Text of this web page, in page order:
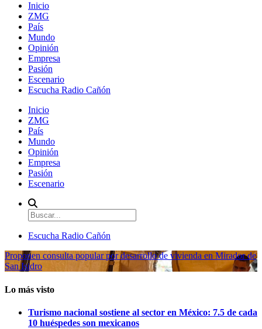
Inicio
ZMG
País
Mundo
Opinión
Empresa
Pasión
Escenario
Escucha Radio Cañón
Inicio
ZMG
País
Mundo
Opinión
Empresa
Pasión
Escenario
Escucha Radio Cañón
Proponen consulta popular por desarrollo de vivienda en Mirador de
San Isidro
Lo más visto
Turismo nacional sostiene al sector en México: 7.5 de cada
10 huéspedes son mexicanos